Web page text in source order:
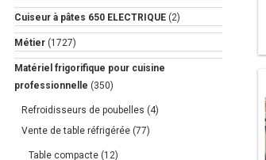
Cuiseur à pâtes 650 ELECTRIQUE (2)
Métier (1727)
Matériel frigorifique pour cuisine
professionnelle (350)
Refroidisseurs de poubelles (4)
Vente de table réfrigérée (77)
Table compacte (12)